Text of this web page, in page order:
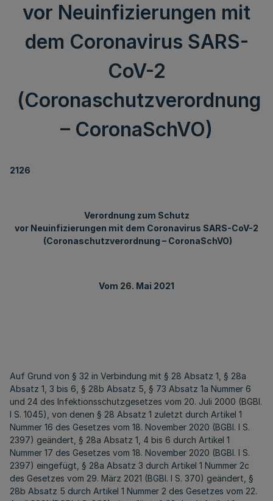
vor Neuinfizierungen mit
dem Coronavirus SARS-
CoV-2
(Coronaschutzverordnung
– CoronaSchVO)
2126
Verordnung zum Schutz
vor Neuinfizierungen mit dem Coronavirus SARS-CoV-2
(Coronaschutzverordnung – CoronaSchVO)
Vom 26. Mai 2021
Auf Grund von § 32 in Verbindung mit § 28 Absatz 1, § 28a
Absatz 1, 3 bis 6, § 28b Absatz 5, § 73 Absatz 1a Nummer 6
und 24 des Infektionsschutzgesetzes vom 20. Juli 2000 (BGBl.
I S. 1045), von denen § 28 Absatz 1 zuletzt durch Artikel 1
Nummer 16 des Gesetzes vom 18. November 2020 (BGBl. I S.
2397) geändert, § 28a Absatz 1, 4 bis 6 durch Artikel 1
Nummer 17 des Gesetzes vom 18. November 2020 (BGBl. I S.
2397) eingefügt, § 28a Absatz 3 durch Artikel 1 Nummer 2c
des Gesetzes vom 29. März 2021 (BGBl. I S. 370) geändert, §
28b Absatz 5 durch Artikel 1 Nummer 2 des Gesetzes vom 22.